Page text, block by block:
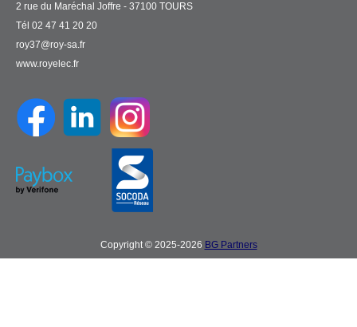
2 rue du Maréchal Joffre - 37100 TOURS
Tél 02 47 41 20 20
roy37@roy-sa.fr
www.royelec.fr
Copyright © 2025-2026 BG Partners